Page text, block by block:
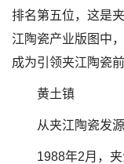
排名第五位，这是
江陶瓷产业版图中
成为引领夹江陶瓷前
黄土镇
从夹江陶瓷发
1988年2月，